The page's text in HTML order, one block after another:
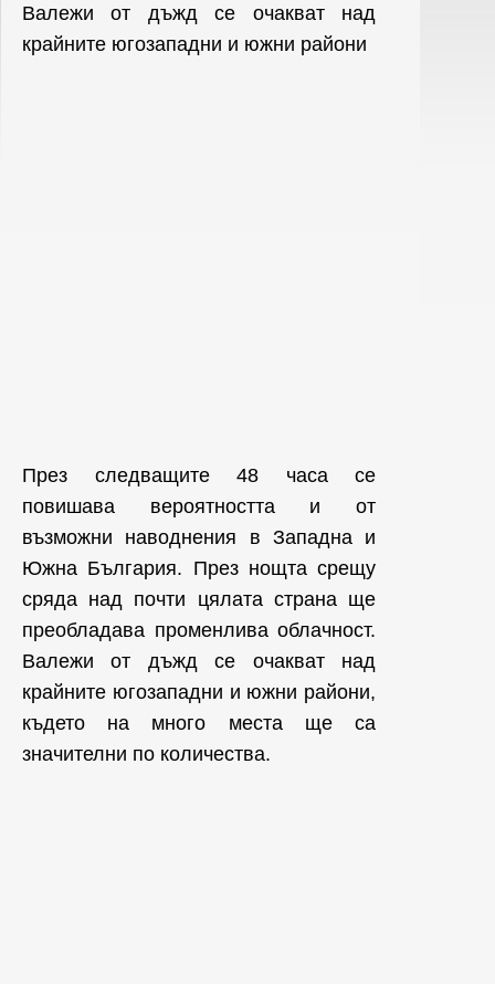
Валежи от дъжд се очакват над
крайните югозападни и южни райони
През следващите 48 часа се
повишава вероятността и от
възможни наводнения в Западна и
Южна България. През нощта срещу
сряда над почти цялата страна ще
преобладава променлива облачност.
Валежи от дъжд се очакват над
крайните югозападни и южни райони,
където на много места ще са
значителни по количества.